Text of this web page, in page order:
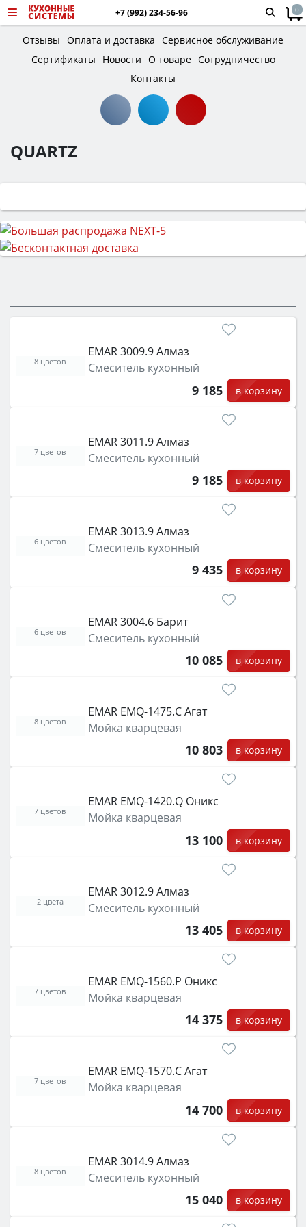
+7 (992) 234-56-96 0
Отзывы Оплата и доставка Сервисное обслуживание
Сертификаты
Новости О товаре Сотрудничество
Контакты
QUARTZ
EMAR 3009.9 Алмаз
Смеситель кухонный
9 185 в корзину
8 цветов
EMAR 3011.9 Алмаз
Смеситель кухонный
9 185 в корзину
7 цветов
EMAR 3013.9 Алмаз
Смеситель кухонный
9 435 в корзину
6 цветов
EMAR 3004.6 Барит
Смеситель кухонный
10 085 в корзину
6 цветов
EMAR EMQ-1475.C Агат
Мойка кварцевая
10 803 в корзину
8 цветов
EMAR EMQ-1420.Q Оникс
Мойка кварцевая
13 100 в корзину
7 цветов
EMAR 3012.9 Алмаз
Смеситель кухонный
13 405 в корзину
2 цвета
EMAR EMQ-1560.P Оникс
Мойка кварцевая
14 375 в корзину
7 цветов
EMAR EMQ-1570.C Агат
Мойка кварцевая
14 700 в корзину
7 цветов
EMAR 3014.9 Алмаз
Смеситель кухонный
15 040 в корзину
8 цветов